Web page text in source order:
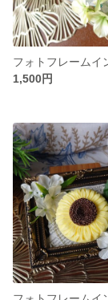
1,500円